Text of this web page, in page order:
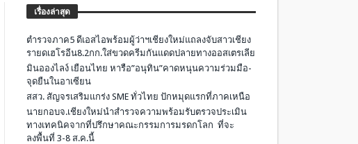
เรื่องล่าสุด
ตำรวจภาค5 ดีเอสไอพร้อมผู้ว่าฯเชียงใหม่แถลงจับสาวเชียง
รายดเฮโรอีน8.2กก.ใส่ขวดครีมกันแดดปลายทางออสเตรเลีย
มินอองไลง์ เยือนไทย หารือ”อนุทิน”คาดหนุนความร่วมมือ-
จุดยืนในอาเซียน
สสว. สัญจรเสริมแกร่ง SME ทั่วไทย ปักหมุดแรกที่ภาคเหนือ
นายกอบจ.เชียงใหม่นำสำรวจความพร้อมรับตรวจประเมิน
ทางเทคนิคจากที่ปรึกษาคณะกรรมการมรดกโลก ที่จะ
ลงพื้นที่ 3-8 ส.ค.นี้